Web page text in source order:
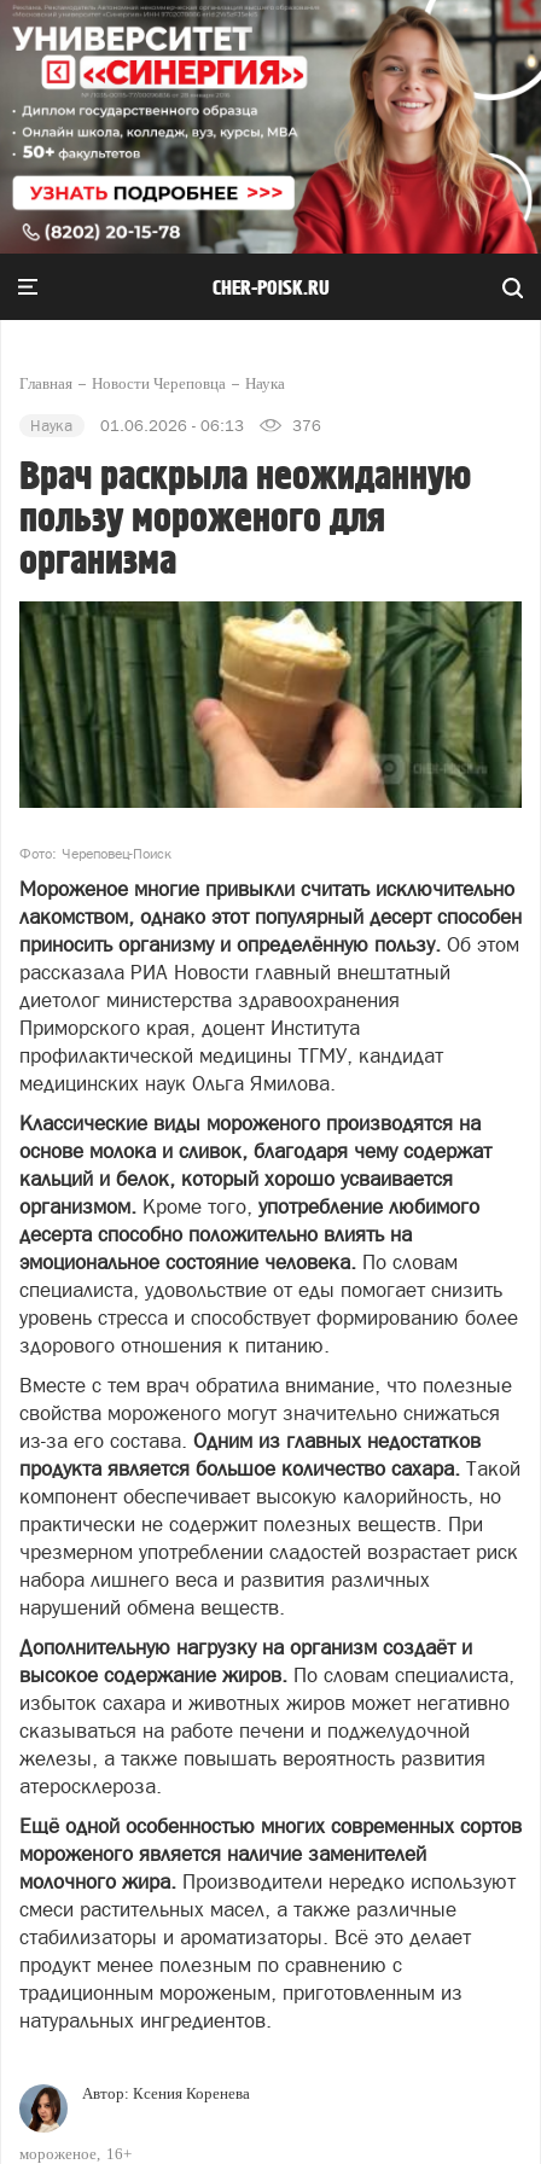
CHER-POISK.RU
Главная Новости Череповца Наука
Наука 01.06.2026 - 06:13 376
Врач раскрыла неожиданную
пользу мороженого для
организма
Фото: Череповец-Поиск
Мороженое многие привыкли считать исключительно
лакомством, однако этот популярный десерт способен
приносить организму и определённую пользу. Об этом
рассказала РИА Новости главный внештатный
диетолог министерства здравоохранения
Приморского края, доцент Института
профилактической медицины ТГМУ, кандидат
медицинских наук Ольга Ямилова.
Классические виды мороженого производятся на
основе молока и сливок, благодаря чему содержат
кальций и белок, который хорошо усваивается
организмом. Кроме того, употребление любимого
десерта способно положительно влиять на
эмоциональное состояние человека. По словам
специалиста, удовольствие от еды помогает снизить
уровень стресса и способствует формированию более
здорового отношения к питанию.
Вместе с тем врач обратила внимание, что полезные
свойства мороженого могут значительно снижаться
из-за его состава. Одним из главных недостатков
продукта является большое количество сахара. Такой
компонент обеспечивает высокую калорийность, но
практически не содержит полезных веществ. При
чрезмерном употреблении сладостей возрастает риск
набора лишнего веса и развития различных
нарушений обмена веществ.
Дополнительную нагрузку на организм создаёт и
высокое содержание жиров. По словам специалиста,
избыток сахара и животных жиров может негативно
сказываться на работе печени и поджелудочной
железы, а также повышать вероятность развития
атеросклероза.
Ещё одной особенностью многих современных сортов
мороженого является наличие заменителей
молочного жира. Производители нередко используют
смеси растительных масел, а также различные
стабилизаторы и ароматизаторы. Всё это делает
продукт менее полезным по сравнению с
традиционным мороженым, приготовленным из
натуральных ингредиентов.
Автор: Ксения Коренева
мороженое 16+